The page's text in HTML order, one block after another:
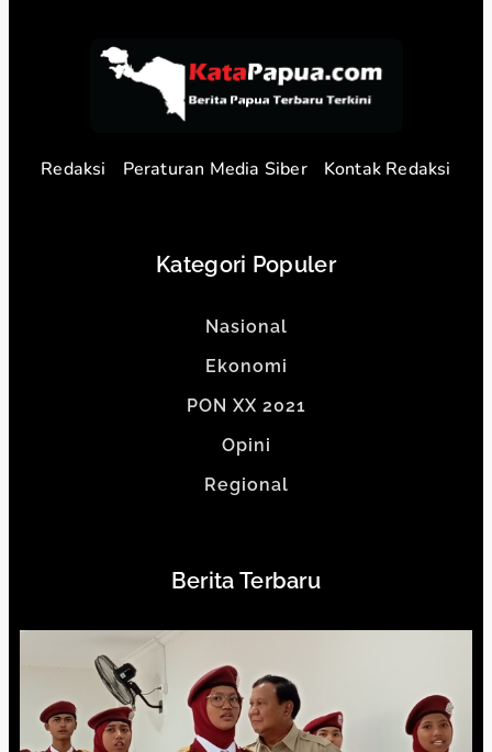
Redaksi Peraturan Media Siber Kontak Redaksi
Kategori Populer
Nasional
Ekonomi
PON XX 2021
Opini
Regional
Berita Terbaru